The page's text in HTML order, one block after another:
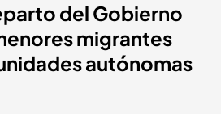
del Gobierno
migrantes
autónomas